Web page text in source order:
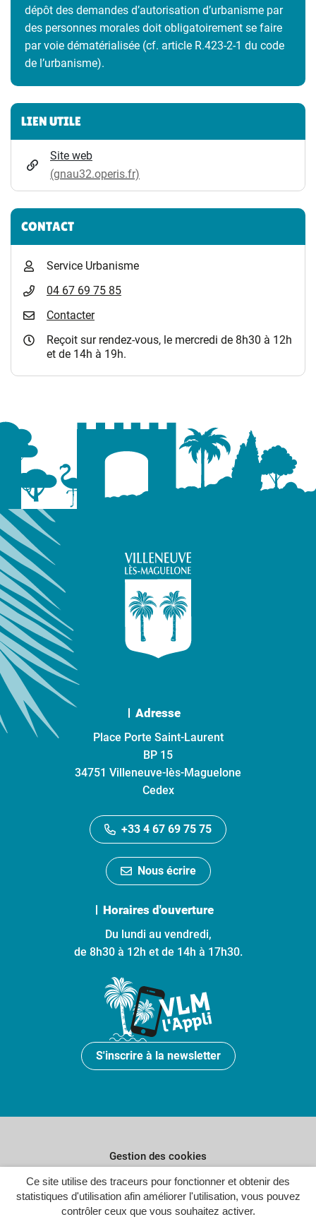
Ce site utilise des traceurs pour fonctionner et obtenir des
statistiques d'utilisation afin améliorer l'utilisation, vous pouvez
contrôler ceux que vous souhaitez activer.
dépôt des demandes d’autorisation d’urbanisme par
des personnes morales doit obligatoirement se faire
par voie dématérialisée (cf. article R.423-2-1 du code
de l’urbanisme).
Informations complémentaires
LIEN UTILE
Site web
(gnau32.operis.fr)
CONTACT
Service Urbanisme
04 67 69 75 85
Contacter
Reçoit sur rendez-vous, le mercredi de 8h30 à 12h
et de 14h à 19h.
Adresse
Place Porte Saint-Laurent
BP 15
34751 Villeneuve-lès-Maguelone
Cedex
+33 4 67 69 75 75
Nous écrire
Horaires d'ouverture
Du lundi au vendredi,
de 8h30 à 12h et de 14h à 17h30.
S'inscrire à la newsletter
Gestion des cookies
Plan du site
Politique de confidentialité